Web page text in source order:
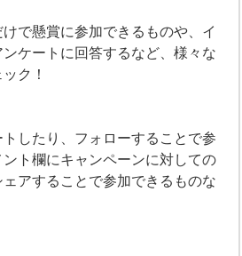
で懸賞に参加できるものや、イ
ケートに回答するなど、様々な
ク！
したり、フォローすることで参
ト欄にキャンペーンに対しての
アすることで参加できるものな